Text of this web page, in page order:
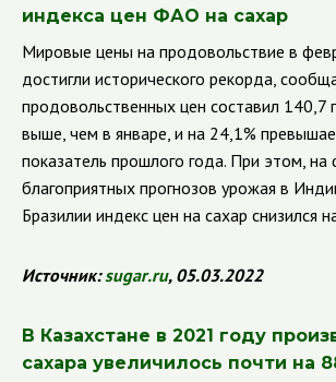
индекса цен ФАО на сахар
Мировые цены на продовольствие в
достигли исторического рекорда,
продовольственных цен составил 140,7
выше, чем в январе, и на 24,1%
показатель прошлого года. При этом, на
благоприятных прогнозов урожая в
Бразилии индекс цен на сахар снизился
Источник:sugar.ru, 05.03.2022
В Казахстане в 2021 году
сахара увеличилось почти на